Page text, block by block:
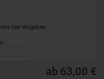
hier eingeben
ab 63,00 €